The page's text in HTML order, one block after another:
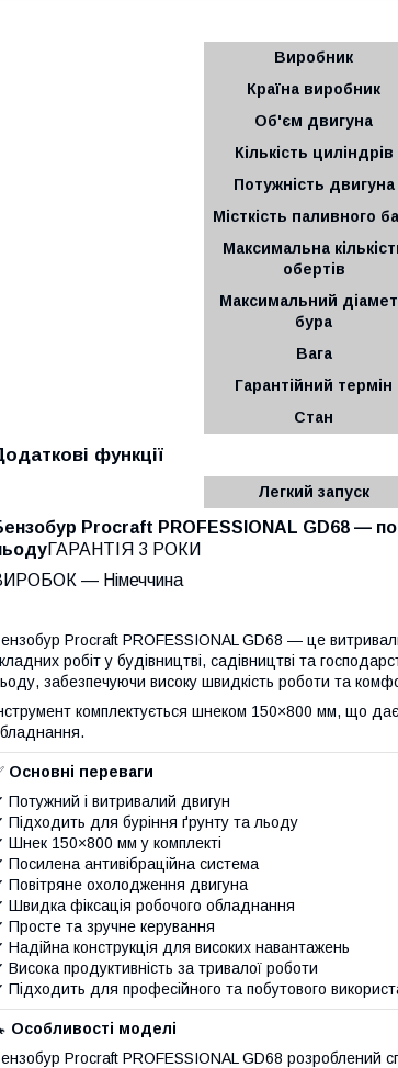
Виробник
Країна виробник
Об'єм двигуна
Кількість циліндрів
Потужність двигуна
Місткість паливного
Максимальна
обертів
Максимальний
бура
Вага
Гарантійний термін
Стан
функції
Легкий запуск
Procraft PROFESSIONAL GD68 —
ГАРАНТІЯ 3 РОКИ
— Німеччина
Procraft PROFESSIONAL GD68 — це
робіт у будівництві, садівництві та
забезпечуючи високу швидкість роботи та
комплектується шнеком 150×800 мм, що
Основні переваги
Потужний і витривалий двигун
Підходить для буріння ґрунту та льоду
Шнек 150×800 мм у комплекті
Посилена антивібраційна система
Повітряне охолодження двигуна
Швидка фіксація робочого обладнання
Просте та зручне керування
Надійна конструкція для високих навантажень
Висока продуктивність за тривалої роботи
Підходить для професійного та побутового
Особливості моделі
Procraft PROFESSIONAL GD68 розроблений